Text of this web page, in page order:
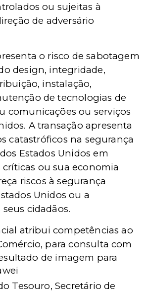
ou sujeitas à
de adversário
o risco de sabotagem
design, integridade,
instalação,
de tecnologias de
comunicações ou serviços
A transação apresenta
catastróficos na segurança
Estados Unidos em
ou sua economia
riscos à segurança
Unidos ou a
cidadãos.
atribui competências ao
paraconsulta com
Tesouro, Secretário de